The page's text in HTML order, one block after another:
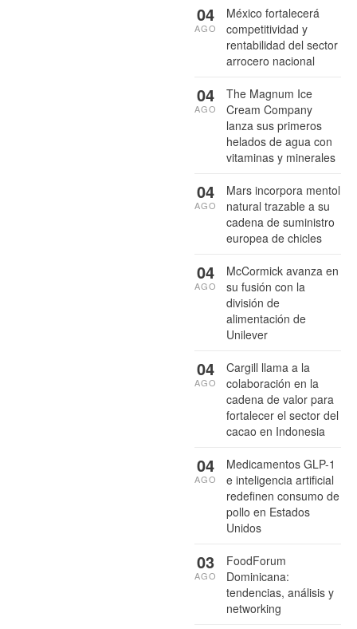
México fortalecerá
competitividad y
rentabilidad del sector
arrocero nacional
04
AGO
The Magnum Ice
Cream Company
lanza sus primeros
helados de agua con
vitaminas y minerales
04
AGO
Mars incorpora mentol
natural trazable a su
cadena de suministro
europea de chicles
04
AGO
McCormick avanza en
su fusión con la
división de
alimentación de
Unilever
04
AGO
Cargill llama a la
colaboración en la
cadena de valor para
fortalecer el sector del
cacao en Indonesia
04
AGO
Medicamentos GLP-1
e inteligencia artificial
redefinen consumo de
pollo en Estados
Unidos
04
AGO
FoodForum
Dominicana:
tendencias, análisis y
networking
03
AGO